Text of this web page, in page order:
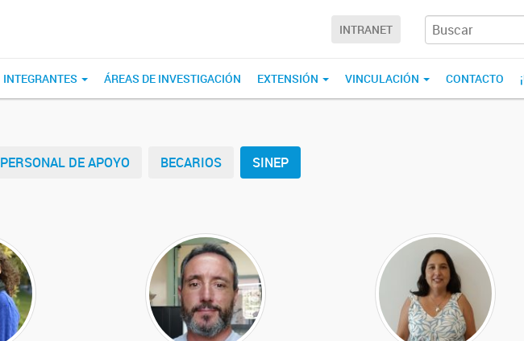
INTRANET
INTEGRANTES ÁREAS DE INVESTIGACIÓN EXTENSIÓN VINCULACIÓN CONTACTO
PERSONAL DE APOYO BECARIOS SINEP